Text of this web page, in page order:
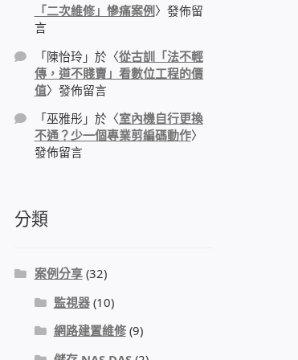
「二次維修」慘痛案例〉發佈留
言
「陳怡玲」於〈從古訓「法不輕
傳，道不賤賣」看數位工程的價
值〉發佈留言
「巫雅彤 」於〈室內機自行更換
不通？少一個專業剪編碼動作〉
發佈留言
分類
案例分享(32)
監視器(10)
網路建置維修(9)